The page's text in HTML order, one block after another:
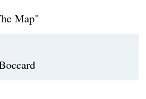
Map"